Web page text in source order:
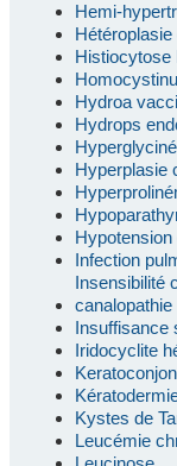
Hemi-
Histiocytose
Hydroa
Hydrops
Hyperplasie
Hypotension
Infection
Insensibilité
canalopathie
Insuffisance
Iridocyclite
Kystes de
Leucémie